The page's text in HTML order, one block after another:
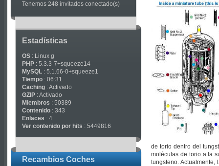
Tenemos 248 invitados conectado(s)
Estadísticas
OS : Linux g
PHP : 5.3.3-7+squeeze14
MySQL : 5.1.66-0+squeeze1
Tiempo : 06:31
Caching : Activado
GZIP : Activado
Miembros : 50389
Contenido : 343
Enlaces : 4
Ver contenido por hits : 5449816
Recambios Coches
de torio dentro del
moléculas de torio a la
tungsteno.